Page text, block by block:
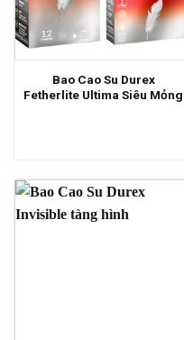
Bao Cao Su Durex
Fetherlite Ultima Siêu Mỏng